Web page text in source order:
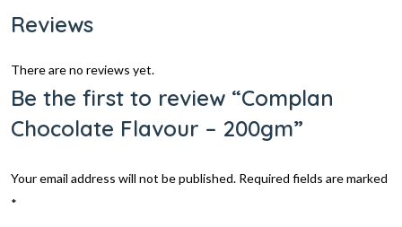
Reviews
There are no reviews yet.
Be the first to review “Complan
Chocolate Flavour – 200gm”
Your email address will not be published. Required fields are marked
*